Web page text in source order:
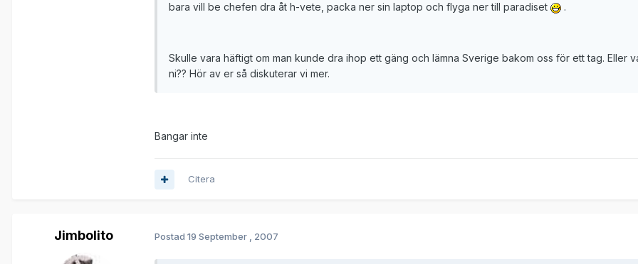
bara vill be chefen dra åt h-vete, packa ner sin laptop och flyga ner till paradiset
.
Skulle vara häftigt om man kunde dra ihop ett gäng och lämna Sverige bakom oss för ett tag. Eller
ni?? Hör av er så diskuterar vi mer.
Bangar inte
Citera
Jimbolito Postad 19 September , 2007